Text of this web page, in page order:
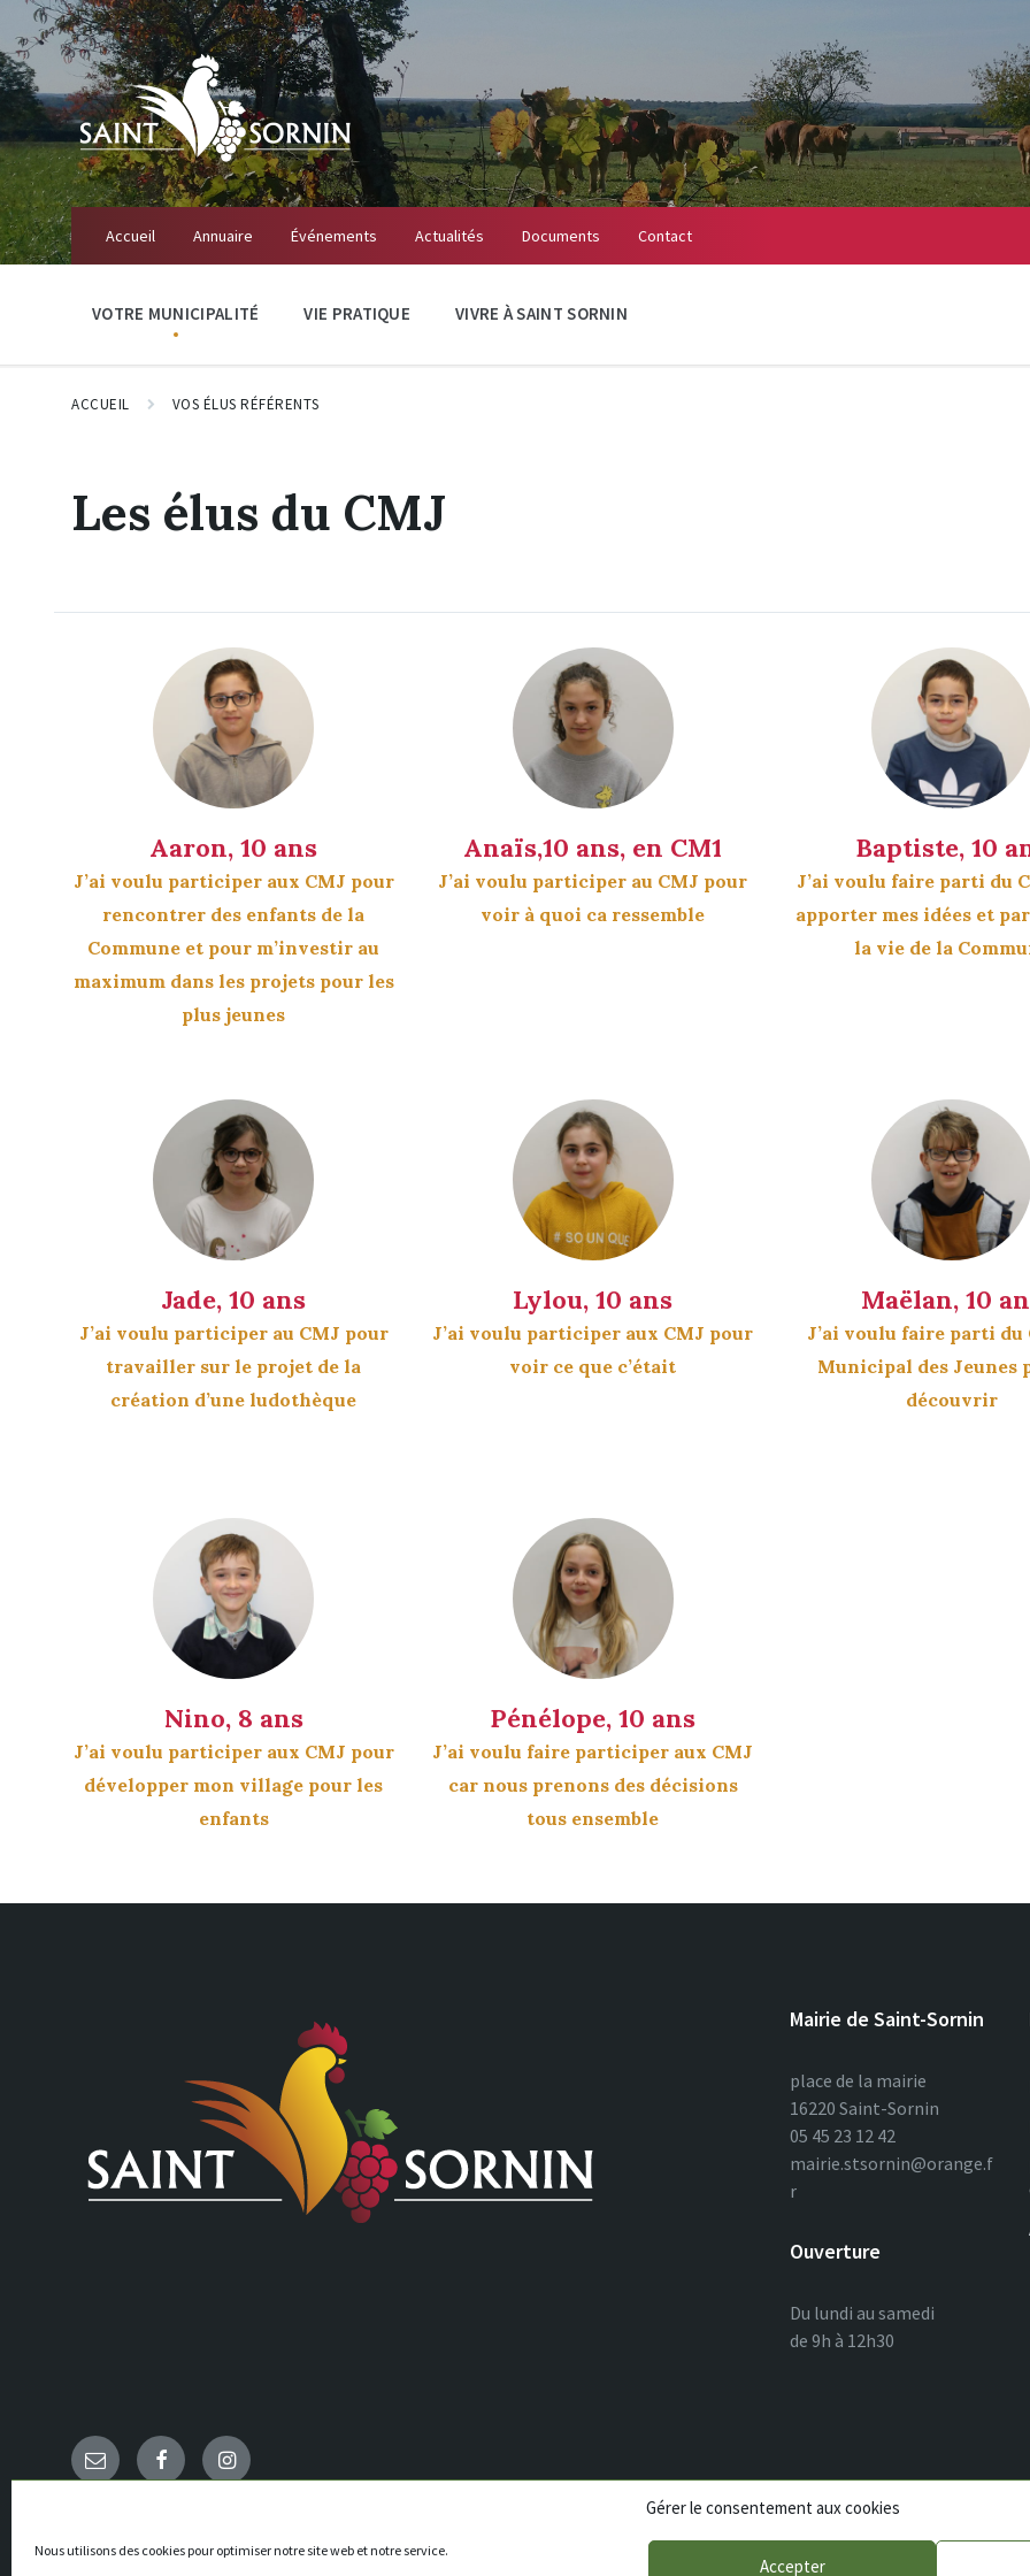
Gérer le consentement aux cookies
Nous utilisons des cookies pour optimiser notre site web et notre service.
Accepter
Accueil Annuaire Événements Actualités Documents Contact
VOTRE MUNICIPALITÉ VIE PRATIQUE VIVRE À SAINT SORNIN
ACCUEIL VOS ÉLUS RÉFÉRENTS
Les élus du CMJ
Aaron, 10 ans
J’ai voulu participer aux CMJ pour
rencontrer des enfants de la
Commune et pour m’investir au
maximum dans les projets pour les
plus jeunes
Anaïs,10 ans, en CM1
J’ai voulu participer au CMJ pour
voir à quoi ca ressemble
Baptiste, 10
J’ai voulu faire parti du
apporter mes idées et
la vie de la
Jade, 10 ans
J’ai voulu participer au CMJ pour
travailler sur le projet de la
création d’une ludothèque
Lylou, 10 ans
J’ai voulu participer aux CMJ pour
voir ce que c’était
Maëlan, 10
J’ai voulu faire parti du
Municipal des Jeunes
découvrir
Nino, 8 ans
J’ai voulu participer aux CMJ pour
développer mon village pour les
enfants
Pénélope, 10 ans
J’ai voulu faire participer aux CMJ
car nous prenons des décisions
tous ensemble
Mairie de Saint-Sornin
place de la mairie
16220 Saint-Sornin
05 45 23 12 42
mairie.stsornin@orange.f
r
Ouverture
Du lundi au samedi
de 9h à 12h30
Email FacebookInstagram
Mairie de Saint-Sornin - Site réalisé par